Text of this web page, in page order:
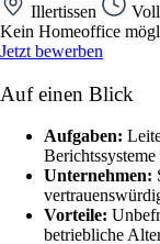
Illertissen
Kein Homeoffice
Jetzt bewerben
Auf einen Blick
Aufgaben:
Unternehmen:
Vorteile:
betriebliche